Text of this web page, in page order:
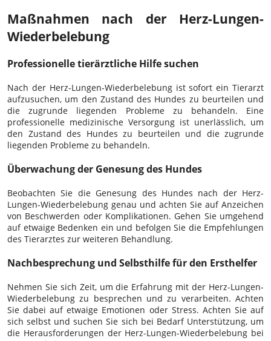
Maßnahmen nach der Herz-Lungen-
Wiederbelebung
Professionelle tierärztliche Hilfe suchen
Nach der Herz-Lungen-Wiederbelebung ist sofort ein Tierarzt
aufzusuchen, um den Zustand des Hundes zu beurteilen und
die zugrunde liegenden Probleme zu behandeln. Eine
professionelle medizinische Versorgung ist unerlässlich, um
den Zustand des Hundes zu beurteilen und die zugrunde
liegenden Probleme zu behandeln.
Überwachung der Genesung des Hundes
Beobachten Sie die Genesung des Hundes nach der Herz-
Lungen-Wiederbelebung genau und achten Sie auf Anzeichen
von Beschwerden oder Komplikationen. Gehen Sie umgehend
auf etwaige Bedenken ein und befolgen Sie die Empfehlungen
des Tierarztes zur weiteren Behandlung.
Nachbesprechung und Selbsthilfe für den Ersthelfer
Nehmen Sie sich Zeit, um die Erfahrung mit der Herz-Lungen-
Wiederbelebung zu besprechen und zu verarbeiten. Achten
Sie dabei auf etwaige Emotionen oder Stress. Achten Sie auf
sich selbst und suchen Sie sich bei Bedarf Unterstützung, um
die Herausforderungen der Herz-Lungen-Wiederbelebung bei